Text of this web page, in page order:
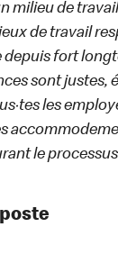
milieu de
de travail
fort
sont justes,
les
le processus